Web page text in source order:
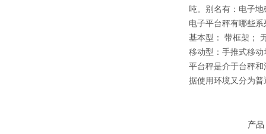
吨。别名有：电子
电子平台秤有哪些系
基本型： 带框架；
移动型：手推式移
平台秤是介于台秤
据使用环境又分为
产品